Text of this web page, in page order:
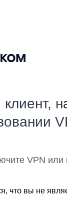
VPN
что вы не